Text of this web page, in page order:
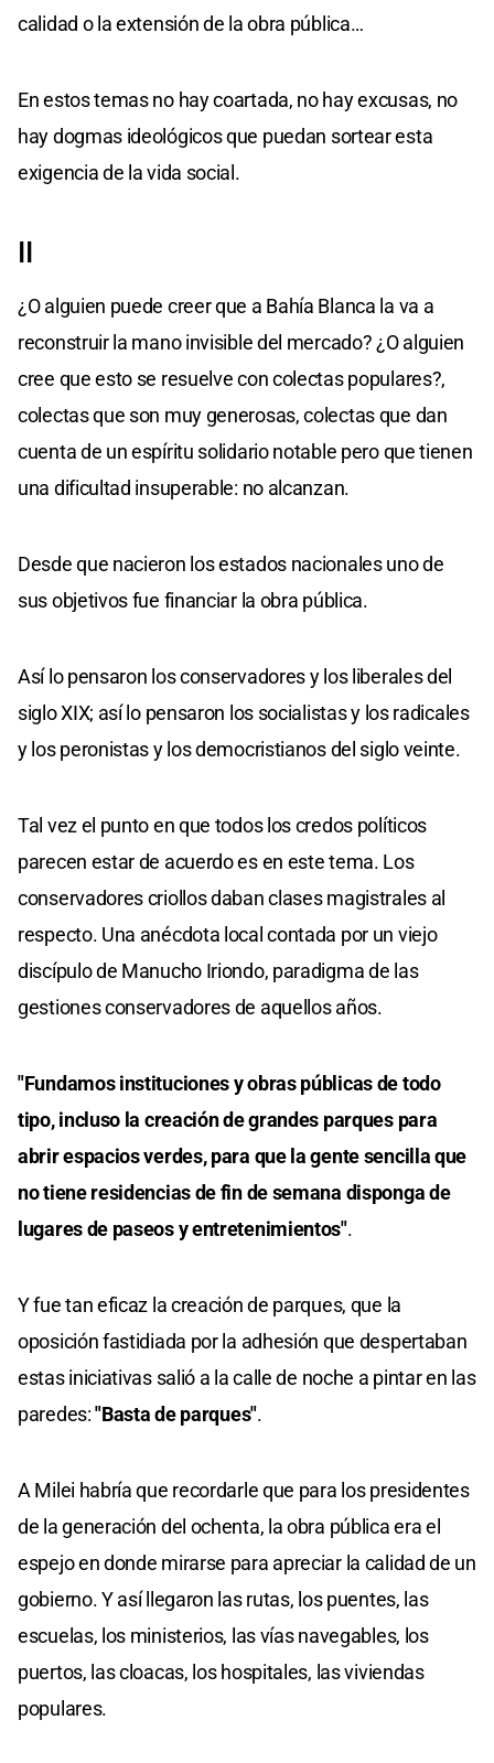
calidad o la extensión de la obra pública…
En estos temas no hay coartada, no hay excusas, no
hay dogmas ideológicos que puedan sortear esta
exigencia de la vida social.
II
¿O alguien puede creer que a Bahía Blanca la va a
reconstruir la mano invisible del mercado? ¿O alguien
cree que esto se resuelve con colectas populares?,
colectas que son muy generosas, colectas que dan
cuenta de un espíritu solidario notable pero que tienen
una dificultad insuperable: no alcanzan.
Desde que nacieron los estados nacionales uno de
sus objetivos fue financiar la obra pública.
Así lo pensaron los conservadores y los liberales del
siglo XIX; así lo pensaron los socialistas y los radicales
y los peronistas y los democristianos del siglo veinte.
Tal vez el punto en que todos los credos políticos
parecen estar de acuerdo es en este tema. Los
conservadores criollos daban clases magistrales al
respecto. Una anécdota local contada por un viejo
discípulo de Manucho Iriondo, paradigma de las
gestiones conservadores de aquellos años.
"Fundamos instituciones y obras públicas de todo
tipo, incluso la creación de grandes parques para
abrir espacios verdes, para que la gente sencilla que
no tiene residencias de fin de semana disponga de
lugares de paseos y entretenimientos".
Y fue tan eficaz la creación de parques, que la
oposición fastidiada por la adhesión que despertaban
estas iniciativas salió a la calle de noche a pintar en las
paredes:"Basta de parques".
A Milei habría que recordarle que para los presidentes
de la generación del ochenta, la obra pública era el
espejo en donde mirarse para apreciar la calidad de un
gobierno. Y así llegaron las rutas, los puentes, las
escuelas, los ministerios, las vías navegables, los
puertos, las cloacas, los hospitales, las viviendas
populares.